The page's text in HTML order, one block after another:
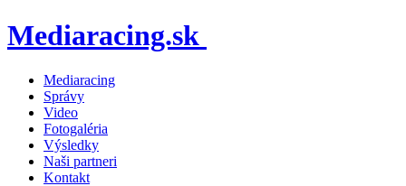
Mediaracing.sk
Mediaracing
Správy
Video
Fotogaléria
Výsledky
Naši partneri
Kontakt